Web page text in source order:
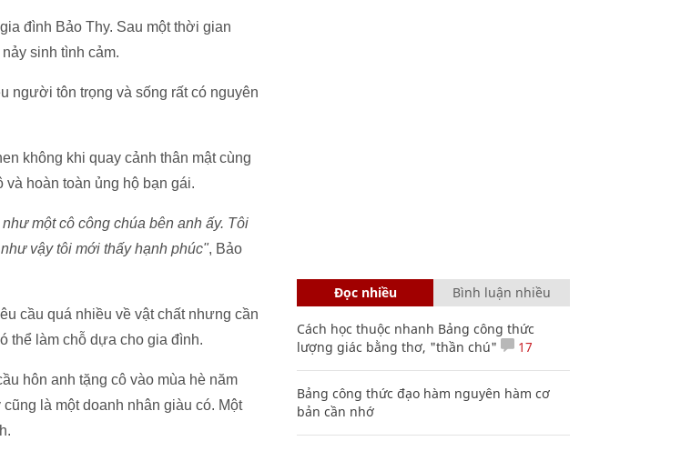
đình Bảo Thy. Sau một thời gian
sinh tình cảm.
người tôn trọng và sống rất có nguyên
không khi quay cảnh thân mật cùng
và hoàn toàn ủng hộ bạn gái.
một cô công chúa bên anh ấy. Tôi
vậy tôi mới thấy hạnh phúc", Bảo
cầu quá nhiều về vật chất nhưng cần
thể làm chỗ dựa cho gia đình.
hôn anh tặng cô vào mùa hè năm
là một doanh nhân giàu có. Một
Đọc nhiều Bình luận nhiều
Cách học thuộc nhanh Bảng công thức
lượng giác bằng thơ, "thần chú"
17
Bảng công thức đạo hàm nguyên hàm cơ
bản cần nhớ